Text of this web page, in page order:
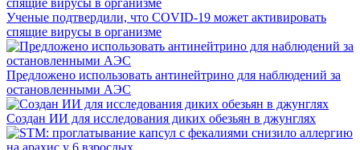
Ученые подтвердили, что COVID-19 может активировать
спящие вирусы в организме
Предложено использовать антинейтрино для наблюдений за
остановленными АЭС
Создан ИИ для исследования диких обезьян в джунглях